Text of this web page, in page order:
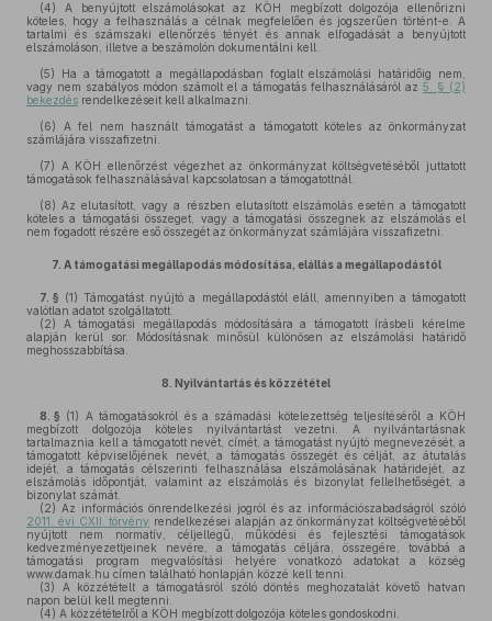
(4) A benyújtott elszámolásokat az KÖH megbízott dolgozója ellenőrizni
köteles, hogy a felhasználás a célnak megfelelően és jogszerűen történt-e. A
tartalmi és számszaki ellenőrzés tényét és annak elfogadását a benyújtott
elszámoláson, illetve a beszámolón dokumentálni kell.
(5) Ha a támogatott a megállapodásban foglalt elszámolási határidőig nem,
vagy nem szabályos módon számolt el a támogatás felhasználásáról az 5. § (2)
bekezdés rendelkezéseit kell alkalmazni.
(6) A fel nem használt támogatást a támogatott köteles az önkormányzat
számlájára visszafizetni.
(7) A KÖH ellenőrzést végezhet az önkormányzat költségvetéséből juttatott
támogatások felhasználásával kapcsolatosan a támogatottnál.
(8) Az elutasított, vagy a részben elutasított elszámolás esetén a támogatott
köteles a támogatási összeget, vagy a támogatási összegnek az elszámolás el
nem fogadott részére eső összegét az önkormányzat számlájára visszafizetni.
7. A támogatási megállapodás módosítása, elállás a megállapodástól
7. § (1) Támogatást nyújtó a megállapodástól eláll, amennyiben a támogatott
valótlan adatot szolgáltatott.
(2) A támogatási megállapodás módosítására a támogatott írásbeli kérelme
alapján kerül sor. Módosításnak minősül különösen az elszámolási határidő
meghosszabbítása.
8. Nyilvántartás és közzététel
8. § (1) A támogatásokról és a számadási kötelezettség teljesítéséről a KÖH
megbízott dolgozója köteles nyilvántartást vezetni. A nyilvántartásnak
tartalmaznia kell a támogatott nevét, címét, a támogatást nyújtó megnevezését, a
támogatott képviselőjének nevét, a támogatás összegét és célját, az átutalás
idejét, a támogatás célszerinti felhasználása elszámolásának határidejét, az
elszámolás időpontját, valamint az elszámolás és bizonylat fellelhetőségét, a
bizonylat számát.
(2) Az információs önrendelkezési jogról és az információszabadságról szóló
2011. évi CXII. törvény rendelkezései alapján az önkormányzat költségvetéséből
nyújtott nem normatív, céljellegű, működési és fejlesztési támogatások
kedvezményezettjeinek nevére, a támogatás céljára, összegére, továbbá a
támogatási program megvalósítási helyére vonatkozó adatokat a község
www.damak.hu címen található honlapján közzé kell tenni.
(3) A közzétételt a támogatásról szóló döntés meghozatalát követő hatvan
napon belül kell megtenni.
(4) A közzétételről a KÖH megbízott dolgozója köteles gondoskodni.